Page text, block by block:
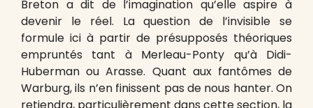
Breton a dit de l’imagination qu’elle aspire à
devenir le réel. La question de l’invisible se
formule ici à partir de présupposés théoriques
empruntés tant à Merleau-Ponty qu’à Didi-
Huberman ou Arasse. Quant aux fantômes de
Warburg, ils n’en finissent pas de nous hanter. On